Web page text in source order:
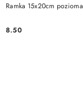
Ramka 15x20cm pozioma
Cena:
8.50